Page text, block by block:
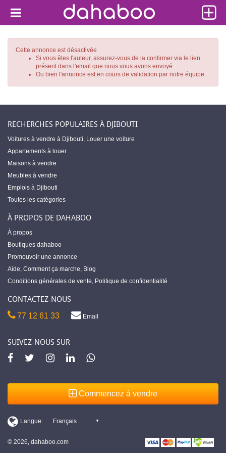
Cette annonce est désactivée
Si vous êtes l'auteur, assurez-vous de la confirmer via le lien
présent dans l'email que nous vous avons envoyé
Ou bien l'annonce est en cours de validation par notre équipe.
RECHERCHES POPULAIRES À DJIBOUTI
Voitures à vendre à Djibouti, Louer une voiture
Appartements à louer
Maisons à vendre
Meubles à vendre
Emplois à Djibouti
Toutes les catégories
À PROPOS DE DAHABOO
À propos
Boutiques dahaboo
Promouvoir une annonce
Aide, Comment ça marche, Blog
Conditions générales de vente, Politique de confidentialité
CONTACTEZ-NOUS
77 12 61 33 Email
SUIVEZ-NOUS SUR
Commencez à vendre
© 2026, dahaboo.com